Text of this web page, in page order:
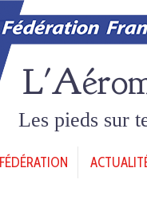
Les pieds sur
FÉDÉRATION